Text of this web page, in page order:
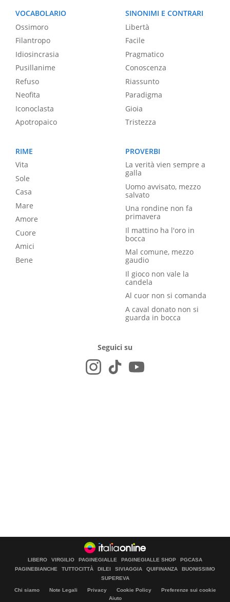
VOCABOLARIO
Ossimoro
Filantropo
Idiosincrasia
Pusillanime
Refuso
Neofita
Iconoclasta
Apotropaico
SINONIMI E CONTRARI
Libertà
Facile
Pragmatico
Conoscenza
Riassunto
Paradigma
Gioia
Tristezza
RIME
Vita
Sole
Casa
Mare
Amore
Cuore
Amici
Bene
PROVERBI
La verità vien sempre a
galla
Uomo avvisato, mezzo
salvato
Una rondine non fa
primavera
Il mattino ha l'oro in
bocca
Mal comune, mezzo
gaudio
Il gioco non vale la
candela
Al cuor non si comanda
A caval donato non si
guarda in bocca
Seguici su
LIBERO VIRGILIO PAGINEGIALLE PAGINEGIALLE SHOP
PGCASA
PAGINEBIANCHE
TUTTOCITTÀ DILEI SIVIAGGIA QUIFINANZA
BUONISSIMO
SUPEREVA
Chi siamo Note Legali Privacy Cookie Policy
Preferenze sui cookie
Aiuto